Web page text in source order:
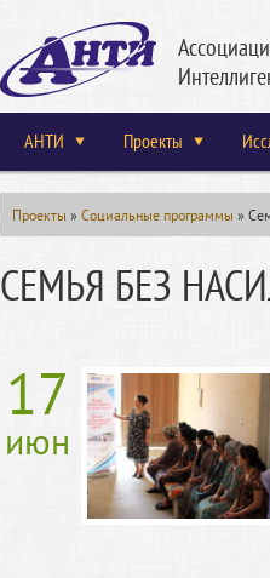
АНТИ Проекты
Проекты » Социальные программы »
СЕМЬЯ БЕЗ
17
июн